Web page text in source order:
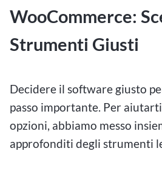
WooCommerce:
Strumenti Giusti
Decidere il software giusto
passo importante. Per
opzioni, abbiamo messo
approfonditi degli strumenti